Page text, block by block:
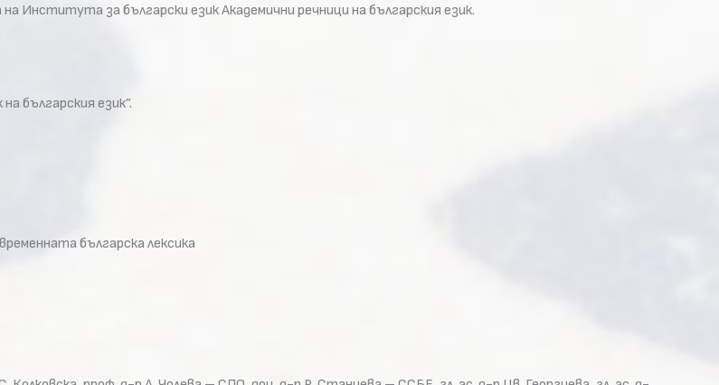
за български език Академични речници на българския език.
българския език”.
българска лексика